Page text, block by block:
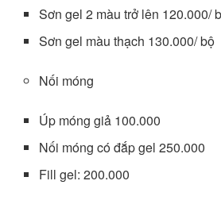
Sơn gel 2 màu trở lên 120.000/
Sơn gel màu thạch 130.000/ bộ
Nối móng
Úp móng giả 100.000
Nối móng có đắp gel 250.000
Fill gel: 200.000